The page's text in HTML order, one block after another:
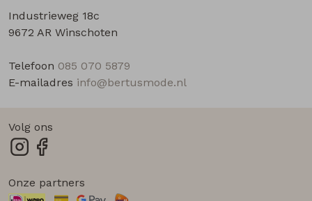
Industrieweg 18c
9672 AR Winschoten
Telefoon 085 070 5879
E-mailadres info@bertusmode.nl
Volg ons
Onze partners